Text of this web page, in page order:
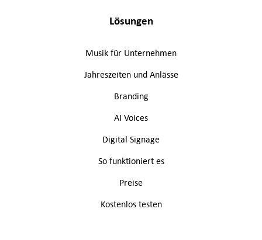
Lösungen
Musik für Unternehmen
Jahreszeiten und Anlässe
Branding
AI Voices
Digital Signage
So funktioniert es
Preise
Kostenlos testen